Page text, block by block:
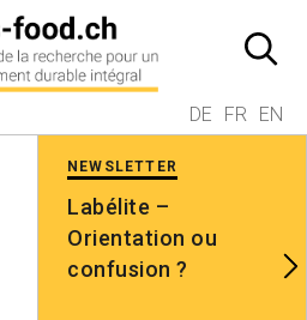
DE FR EN
NEWSLETTER
Labélite –
Orientation ou
confusion ?